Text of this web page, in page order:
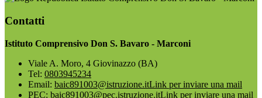
Contatti
Istituto Comprensivo Don S. Bavaro - Marconi
Viale A. Moro, 4 Giovinazzo (BA)
Tel: 0803945234
Email: baic891003@istruzione.itLink per inviare una mail
PEC: baic891003@pec.istruzione.itLink per inviare una mail